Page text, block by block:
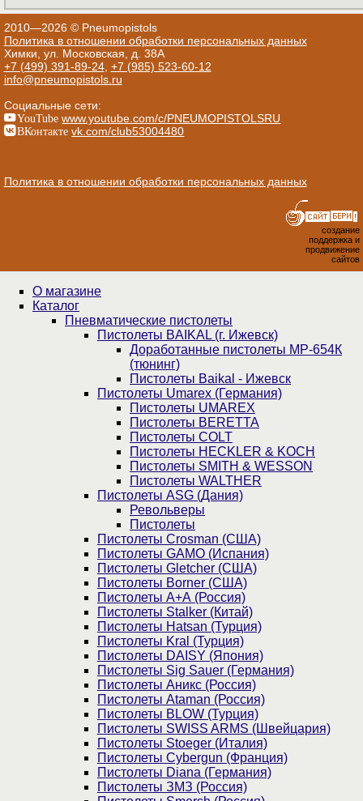
2010—2026 © Pneumopistols
Политика в отношении обработки персональных данных
Химки, ул. Московская, д. 38А
+7 (499) 391-89-24, +7 (985) 523-60-12
info@pneumopistols.ru
Социальные сети:
YouTube www.youtube.com/c/PNEUMOPISTOLSRU
ВКонтакте vk.com/club53004480
Политика в отношении обработки персональных данных
создание
поддержка и
продвижение
сайтов
О магазине
Каталог
Пнев­ма­ти­чес­кие пистолеты
Пистолеты BAIKAL (г. Ижевск)
Доработанные пистолеты МР-654К
(тюнинг)
Пистолеты Baikal - Ижевск
Пистолеты Umarex (Германия)
Пистолеты UMAREX
Пистолеты BERETTA
Пистолеты COLT
Пистолеты HECKLER & KOCH
Пистолеты SMITH & WESSON
Пистолеты WALTHER
Пистолеты ASG (Дания)
Револьверы
Пистолеты
Пистолеты Crosman (США)
Пистолеты GAMO (Испания)
Пистолеты Gletcher (США)
Пистолеты Borner (США)
Пистолеты А+А (Россия)
Пистолеты Stalker (Китай)
Пистолеты Hatsan (Турция)
Пистолеты Kral (Турция)
Пистолеты DAISY (Япония)
Пистолеты Sig Sauer (Германия)
Пистолеты Аникс (Россия)
Пистолеты Ataman (Россия)
Пистолеты BLOW (Турция)
Пистолеты SWISS ARMS (Швейцария)
Пистолеты Stoeger (Италия)
Пистолеты Cybergun (Франция)
Пистолеты Diana (Германия)
Пистолеты ЗМЗ (Россия)